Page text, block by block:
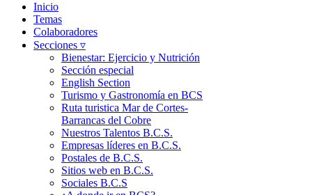
Inicio
Temas
Colaboradores
Secciones ▿
Bienestar: Ejercicio y Nutrición
Sección especial
English Section
Turismo y Gastronomía en BCS
Ruta turistica Mar de Cortes-
Barrancas del Cobre
Nuestros Talentos B.C.S.
Empresas líderes en B.C.S.
Postales de B.C.S.
Sitios web en B.C.S.
Sociales B.C.S